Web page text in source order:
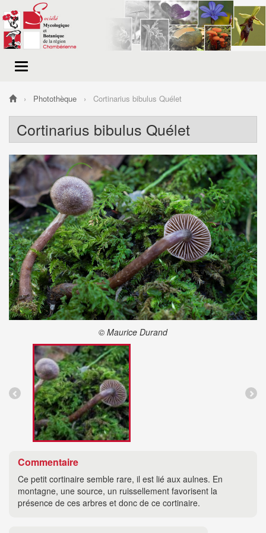
Menu
Photothèque Cortinarius bibulus Quélet
Cortinarius bibulus Quélet
© Maurice Durand
Commentaire
Ce petit cortinaire semble rare, il est lié aux aulnes. En
montagne, une source, un ruissellement favorisent la
présence de ces arbres et donc de ce cortinaire.